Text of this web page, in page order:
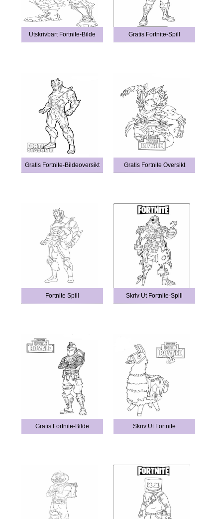
Utskrivbart Fortnite-Bilde Gratis Fortnite-Spill
Gratis Fortnite-Bildeoversikt Gratis Fortnite Oversikt
Fortnite Spill Skriv Ut Fortnite-Spill
Gratis Fortnite-Bilde Skriv Ut Fortnite